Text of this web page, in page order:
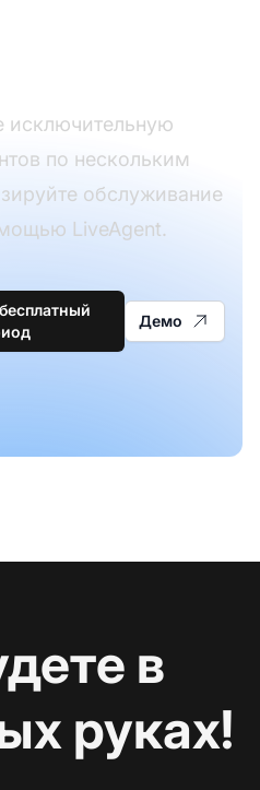
исключительную
по нескольким
обслуживание
LiveAgent.
Демо
в
руках!